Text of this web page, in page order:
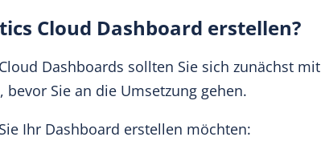
Cloud Dashboard erstellen?
Dashboards sollten Sie sich zunächst mit
Sie an die Umsetzung gehen.
Ihr Dashboard erstellen möchten: